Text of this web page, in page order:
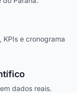
KPIs e cronograma
dados reais.